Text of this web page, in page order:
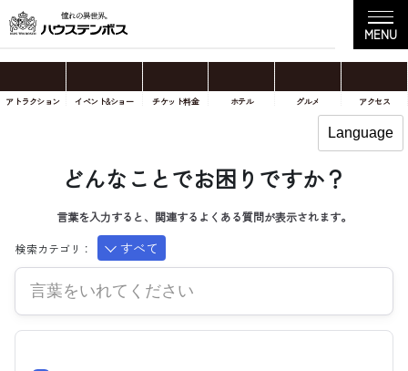
アトラクション イベント&ショー チケット料金 ホテル グルメ アクセス
どんなことでお困りですか？
すべて